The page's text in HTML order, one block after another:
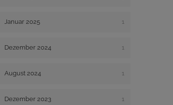
Januar 2025 1
Dezember 2024 1
August 2024 1
Dezember 2023 1